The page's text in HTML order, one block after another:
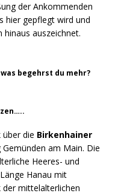
der Ankommenden
hier gepflegt wird und
auszeichnet.
begehrst du mehr?
die Birkenhainer
am Main. Die
Heeres- und
Hanau mit
der mittelalterlichen